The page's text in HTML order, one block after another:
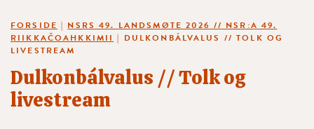
FORSIDE | NSRS 49. LANDSMØTE 2026 // NSR:A 49.
RIIKKAČOAHKKIMII | DULKONBÁLVALUS // TOLK OG
LIVESTREAM
Dulkonbálvalus // Tolk og
livestream